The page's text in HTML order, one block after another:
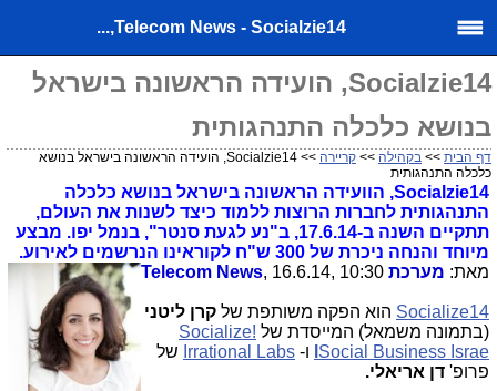
Telecom News - Socialzie14,...
Socialzie14, הועידה הראשונה בישראל
בנושא כלכלה התנהגותית
דף הבית >> בקהילה >> קריירה
>> Socialzie14, הועידה הראשונה בישראל בנושא
כלכלה התנהגותית
Socialzie14, הוועידה הראשונה בישראל בנושא כלכלה
התנהגותית לחברות הרוצות ללמוד כיצד לשנות את העולם,
תתקיים השנה ב-17.6.14, ב"נע לגעת סנטר", בנמל יפו. מבצע
מיוחד והנחה ניכרת של 300 ש"ח לקוראינו הנרשמים לאירוע.
מאת: מערכת Telecom News , 16.6.14, 10:30
Socialize14 הוא הפקה משותפת של קרן ליטני
(בתמונה משמאל) המייסדת של Socialize!
Social Business Israe ו- Irrational Labs של
פרופ' דן אריאלי.